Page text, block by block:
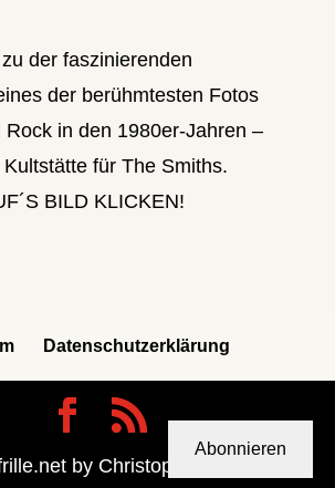
der faszinierenden
der berühmtesten Fotos
Rock in den 1980er-Jahren –
für The Smiths.
BILD KLICKEN!
Datenschutzerklärung
by Christoph Berdi
Abonnieren